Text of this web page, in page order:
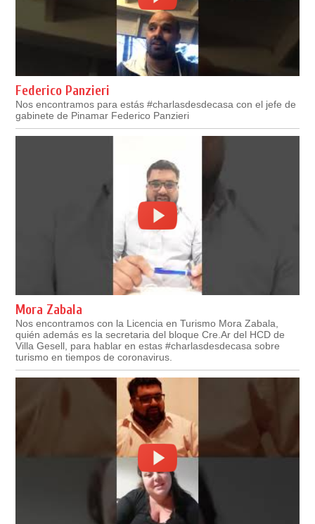
Federico Panzieri
Nos encontramos para estás #charlasdesdecasa con el jefe de
gabinete de Pinamar Federico Panzieri
Mora Zabala
Nos encontramos con la Licencia en Turismo Mora Zabala,
quién además es la secretaria del bloque Cre.Ar del HCD de
Villa Gesell, para hablar en estas #charlasdesdecasa sobre
turismo en tiempos de coronavirus.